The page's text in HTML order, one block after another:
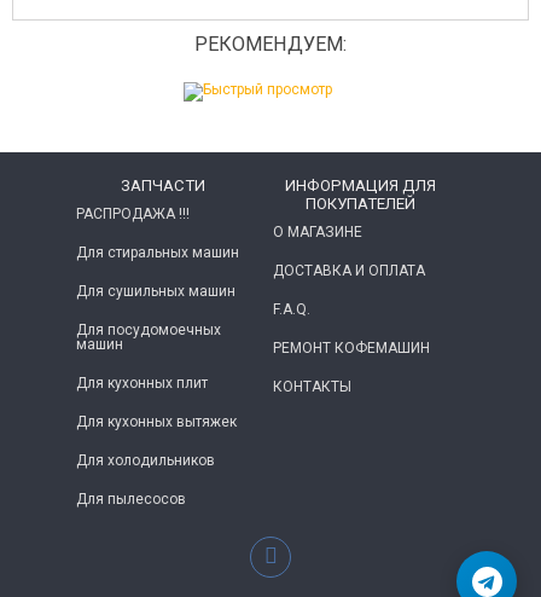
РЕКОМЕНДУЕМ:
ЗАПЧАСТИ
РАСПРОДАЖА !!!
Для стиральных машин
Для сушильных машин
Для посудомоечных
машин
Для кухонных плит
Для кухонных вытяжек
Для холодильников
Для пылесосов
ИНФОРМАЦИЯ ДЛЯ
ПОКУПАТЕЛЕЙ
О МАГАЗИНЕ
ДОСТАВКА И ОПЛАТА
F.A.Q.
РЕМОНТ КОФЕМАШИН
КОНТАКТЫ